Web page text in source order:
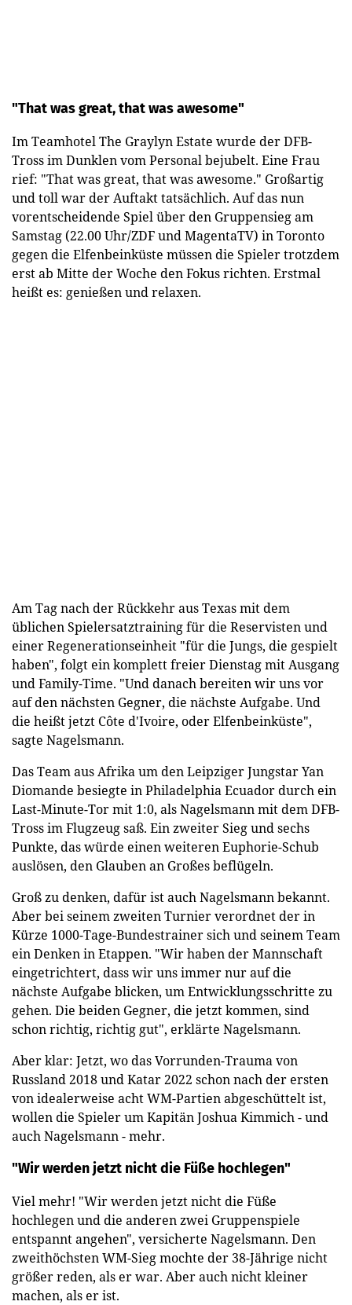
"That was great, that was awesome"
Im Teamhotel The Graylyn Estate wurde der DFB-
Tross im Dunklen vom Personal bejubelt. Eine Frau
rief: "That was great, that was awesome." Großartig
und toll war der Auftakt tatsächlich. Auf das nun
vorentscheidende Spiel über den Gruppensieg am
Samstag (22.00 Uhr/ZDF und MagentaTV) in Toronto
gegen die Elfenbeinküste müssen die Spieler trotzdem
erst ab Mitte der Woche den Fokus richten. Erstmal
heißt es: genießen und relaxen.
Am Tag nach der Rückkehr aus Texas mit dem
üblichen Spielersatztraining für die Reservisten und
einer Regenerationseinheit "für die Jungs, die gespielt
haben", folgt ein komplett freier Dienstag mit Ausgang
und Family-Time. "Und danach bereiten wir uns vor
auf den nächsten Gegner, die nächste Aufgabe. Und
die heißt jetzt Côte d'Ivoire, oder Elfenbeinküste",
sagte Nagelsmann.
Das Team aus Afrika um den Leipziger Jungstar Yan
Diomande besiegte in Philadelphia Ecuador durch ein
Last-Minute-Tor mit 1:0, als Nagelsmann mit dem DFB-
Tross im Flugzeug saß. Ein zweiter Sieg und sechs
Punkte, das würde einen weiteren Euphorie-Schub
auslösen, den Glauben an Großes beflügeln.
Groß zu denken, dafür ist auch Nagelsmann bekannt.
Aber bei seinem zweiten Turnier verordnet der in
Kürze 1000-Tage-Bundestrainer sich und seinem Team
ein Denken in Etappen. "Wir haben der Mannschaft
eingetrichtert, dass wir uns immer nur auf die
nächste Aufgabe blicken, um Entwicklungsschritte zu
gehen. Die beiden Gegner, die jetzt kommen, sind
schon richtig, richtig gut", erklärte Nagelsmann.
Aber klar: Jetzt, wo das Vorrunden-Trauma von
Russland 2018 und Katar 2022 schon nach der ersten
von idealerweise acht WM-Partien abgeschüttelt ist,
wollen die Spieler um Kapitän Joshua Kimmich - und
auch Nagelsmann - mehr.
"Wir werden jetzt nicht die Füße hochlegen"
Viel mehr! "Wir werden jetzt nicht die Füße
hochlegen und die anderen zwei Gruppenspiele
entspannt angehen", versicherte Nagelsmann. Den
zweithöchsten WM-Sieg mochte der 38-Jährige nicht
größer reden, als er war. Aber auch nicht kleiner
machen, als er ist.